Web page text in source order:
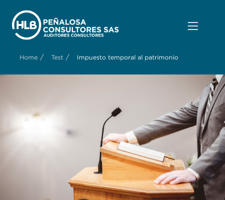
Home / Test / Impuesto temporal al patrimonio